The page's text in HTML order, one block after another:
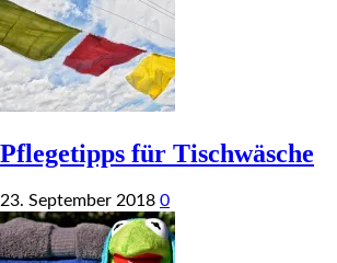
Pflegetipps für Tischwäsche
23. September 2018 0